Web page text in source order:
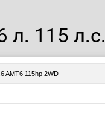
л. 115 л.с.
AMT6 115hp 2WD